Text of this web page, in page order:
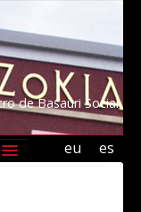
de Basauri Social
es
eu